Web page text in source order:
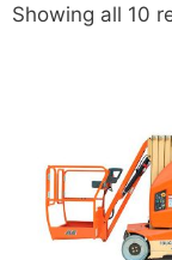
Showing all 10